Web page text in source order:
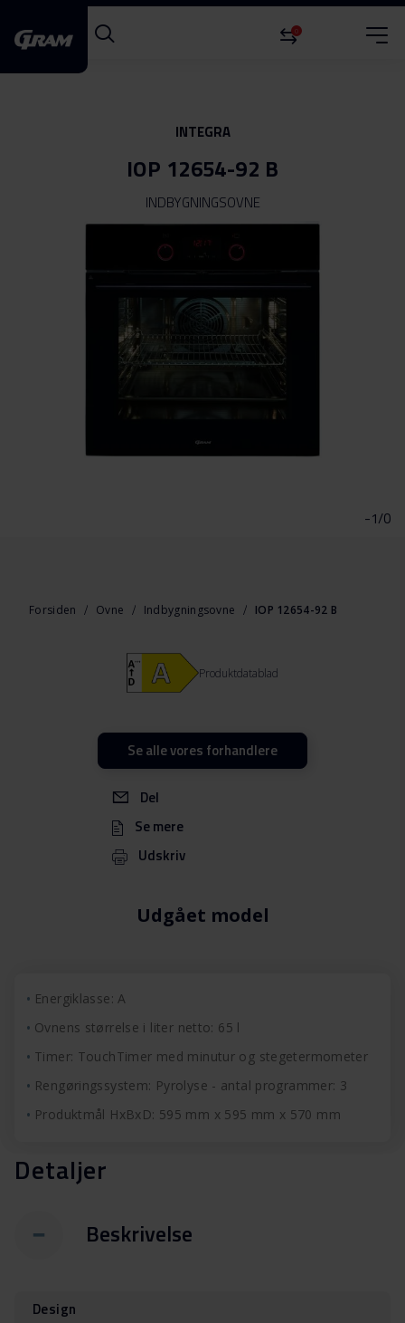
0
INTEGRA
IOP 12654-92 B
INDBYGNINGSOVNE
-1/0
Forsiden Ovne Indbygningsovne IOP 12654-92 B
Udgået model
Del
Se mere
Udskriv
Produktdatablad
Se alle vores forhandlere
Energiklasse: A
Ovnens størrelse i liter netto: 65 l
Timer: TouchTimer med minutur og stegetermometer
Rengøringssystem: Pyrolyse - antal programmer: 3
Produktmål HxBxD: 595 mm x 595 mm x 570 mm
Detaljer
Beskrivelse
Design